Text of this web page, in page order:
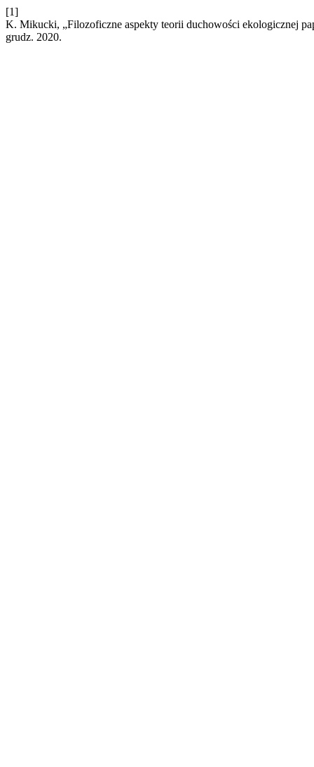
[1]
K. Mikucki, „Filozoficzne aspekty teorii duchowości ekologicznej
grudz. 2020.